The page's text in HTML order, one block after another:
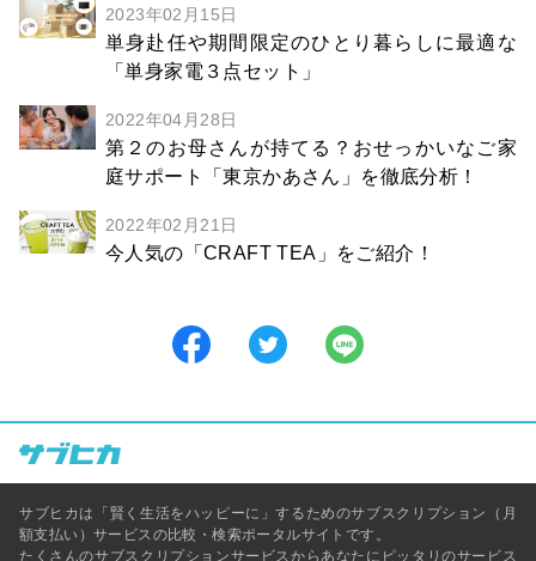
2023年02月15日
単身赴任や期間限定のひとり暮らしに最適な
「単身家電３点セット」
2022年04月28日
第２のお母さんが持てる？おせっかいなご家
庭サポート「東京かあさん」を徹底分析！
2022年02月21日
今人気の「CRAFT TEA」をご紹介！
サブヒカは「賢く生活をハッピーに」するためのサブスクリプション（月
額支払い）サービスの比較・検索ポータルサイトです。
たくさんのサブスクリプションサービスからあなたにピッタリのサービス